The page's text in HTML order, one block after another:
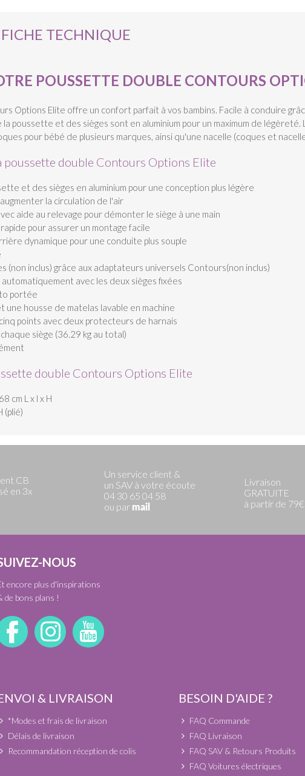
FICHE TECHNIQUE
POUSSETTE DOUBLE CONTOURS
Options Elite offre un confort parfait à vos bambins. Facile à conduire
poussette et des sièges sont en aluminium pour un maximum de
pour bébé de plusieurs marques, ainsi qu'une nacelle (coques et
poussette double Contours Options Elite
et des sièges en aluminium pour une conception plus légère
la circulation de l'air
aide au relevage pour démonter le siège à une main
pour assurer un montage facile
dynamique pour une conduite plus souple
(non inclus) grâce aux adaptateurs universels Contours(non inclus)
avec les deux sièges fixées
portée
une housse de matelas lavable en machine
points avec deux protecteurs de harnais
chaque siège (36.29 kg au total)
double Contours Options Elite
cm L x l x H
(plié)
CB
en 3x
Un service client &
un SAV à votre écoute
04 30 65 04 58
ou par mail
Livraison
GRATUITE
à partir de
NOUS
encore plus d'inspirations
de bons plans !
& LIVRAISON
*Modes et frais de livraison
Délais de livraison
Recommandation réception de colis
BESOIN D'AIDE ?
FAQ Commande
FAQ Livraison
FAQ SAV & Retours Produits
FAQ Voitures électriques